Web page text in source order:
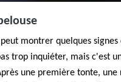
montrer quelques
trop inquiéter, mais c'est
une première tonte, une